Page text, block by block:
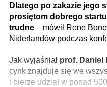
Dlatego po zakazie jego
prosiętom dobrego
trudne – mówił Rene
Niderlandów podczas
Jak wyjaśniał prof. Daniel
cynk znajduje się we
i bierze udział w ponad